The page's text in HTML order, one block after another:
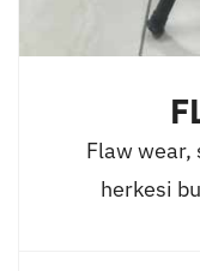
Flaw wear,
herkesi